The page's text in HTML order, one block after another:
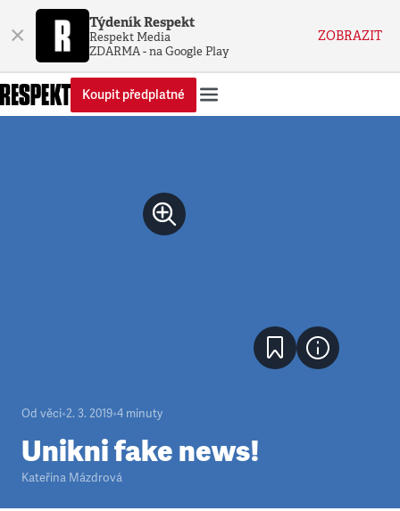
× Týdeník Respekt
Respekt Media
ZDARMA - na Google Play
ZOBRAZIT
Koupit předplatné
Od věci•2. 3. 2019•4 minuty
Unikni fake news!
Kateřina Mázdrová